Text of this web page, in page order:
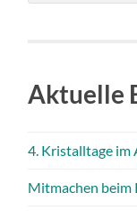
Aktuelle
4. Kristalltage im
Mitmachen beim